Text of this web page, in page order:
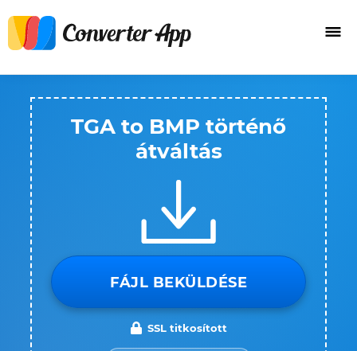
TGA to BMP történő
átváltás
FÁJL BEKÜLDÉSE
SSL titkosított